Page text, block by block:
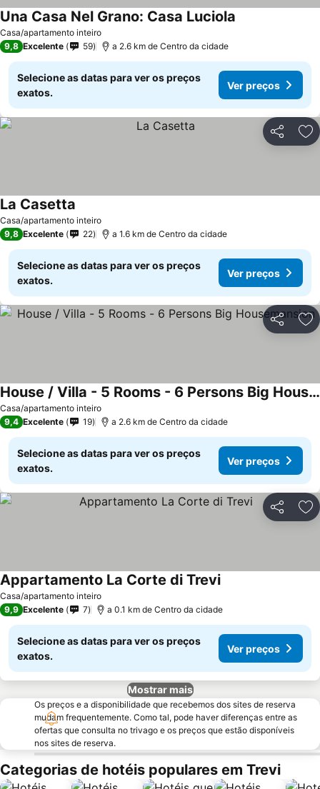
Casa/apartamento inteiro
Una Casa Nel Grano: Casa Luciola
9,8 Excelente 59 a 2.6 km de Centro da cidade
Selecione as datas para ver os preços
exatos.
Ver preços
Partilhar
Casa/apartamento inteiro
La Casetta
9,8 Excelente 22 a 1.6 km de Centro da cidade
Selecione as datas para ver os preços
exatos.
Ver preços
Partilhar
Casa/apartamento inteiro
House / Villa - 5 Rooms - 6 Persons Big Housemansion
Ver preços
9,4 Excelente 19 a 2.6 km de Centro da cidade
Selecione as datas para ver os preços
exatos.
Ver preços
Partilhar
Casa/apartamento inteiro
Appartamento La Corte di TreviVer preços
9,9 Excelente 7 a 0.1 km de Centro da cidade
Selecione as datas para ver os preços
exatos.
Ver preços
Mostrar mais
Os preços e a disponibilidade que recebemos dos sites de reserva
mudam frequentemente. Como tal, pode haver diferenças entre as
ofertas que consulta no trivago e os preços que estão disponíveis
nos sites de reserva.
Categorias de hotéis populares em Trevi